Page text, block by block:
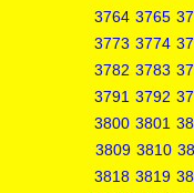
3764 3765
3773 3774
3782 3783
3791 3792
3800 3801
3809 3810
3818 3819